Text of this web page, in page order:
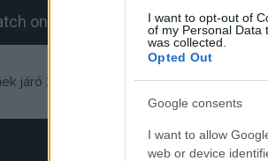
I want to opt-out of
of my Personal Data
was collected.
Opted Out
Google consents
I want to allow
web or device
járó 250 ezer forint értékű díjat a Rex